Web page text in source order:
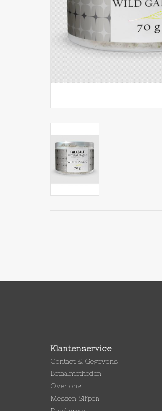
Klantenservice
Contact & Gegevens
Betaalmethoden
Over ons
Messen Slijpen